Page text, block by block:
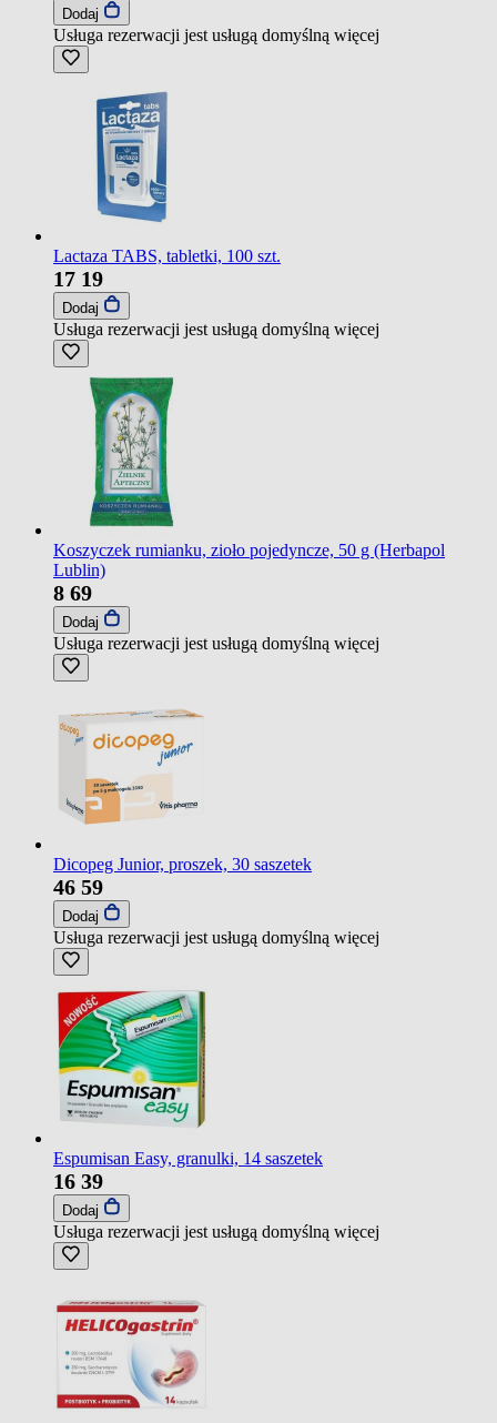
Dodaj
Usługa rezerwacji jest usługą domyślną więcej
Lactaza TABS, tabletki, 100 szt.
17 19
Dodaj
Usługa rezerwacji jest usługą domyślną więcej
Koszyczek rumianku, zioło pojedyncze, 50 g (Herbapol
Lublin)
8 69
Dodaj
Usługa rezerwacji jest usługą domyślną więcej
Dicopeg Junior, proszek, 30 saszetek
46 59
Dodaj
Usługa rezerwacji jest usługą domyślną więcej
Espumisan Easy, granulki, 14 saszetek
16 39
Dodaj
Usługa rezerwacji jest usługą domyślną więcej